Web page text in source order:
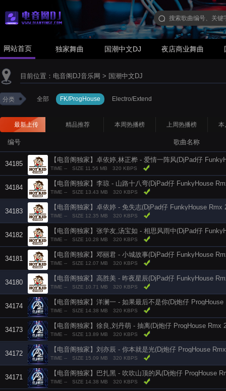
网站首页 独家舞曲 国潮中文DJ 夜店商业舞曲
目前位置： 电音阁DJ音乐网 > 国潮中文DJ
分类 全部 FK/ProgHouse Electro/Extend
最新上传 精品推荐 本周热播榜 上周热播榜 本
编号 歌曲名称
34185
TIME -- SIZE 11.56 MB 320 KBPS
34184
【电音阁独家】李琼 - 山路十八弯(DjPad仔 FunkyHouse
TIME -- SIZE 13.43 MB 320 KBPS
34183
【电音阁独家】卓依婷 - 免失志(DjPad仔 FunkyHouse Rmx
TIME -- SIZE 12.35 MB 320 KBPS
34182
TIME -- SIZE 10.28 MB 320 KBPS
34181
【电音阁独家】邓丽君 - 小城故事(DjPad仔 FunkyHouse
TIME -- SIZE 12.07 MB 320 KBPS
34180
【电音阁独家】高胜美 - 昨夜星辰(DjPad仔 FunkyHouse
TIME -- SIZE 10.71 MB 320 KBPS
34174
TIME -- SIZE 14.38 MB 320 KBPS
34173
【电音阁独家】徐良,刘丹萌 - 抽离(Dj炮仔 ProgHouse Rmx
TIME -- SIZE 13.89 MB 320 KBPS
34172
【电音阁独家】刘亦辰 - 你本就是光(Dj炮仔 ProgHouse
TIME -- SIZE 15.09 MB 320 KBPS
34171
【电音阁独家】巴扎黑 - 吹吹山顶的风(Dj炮仔 ProgHouse
TIME -- SIZE 14.38 MB 320 KBPS